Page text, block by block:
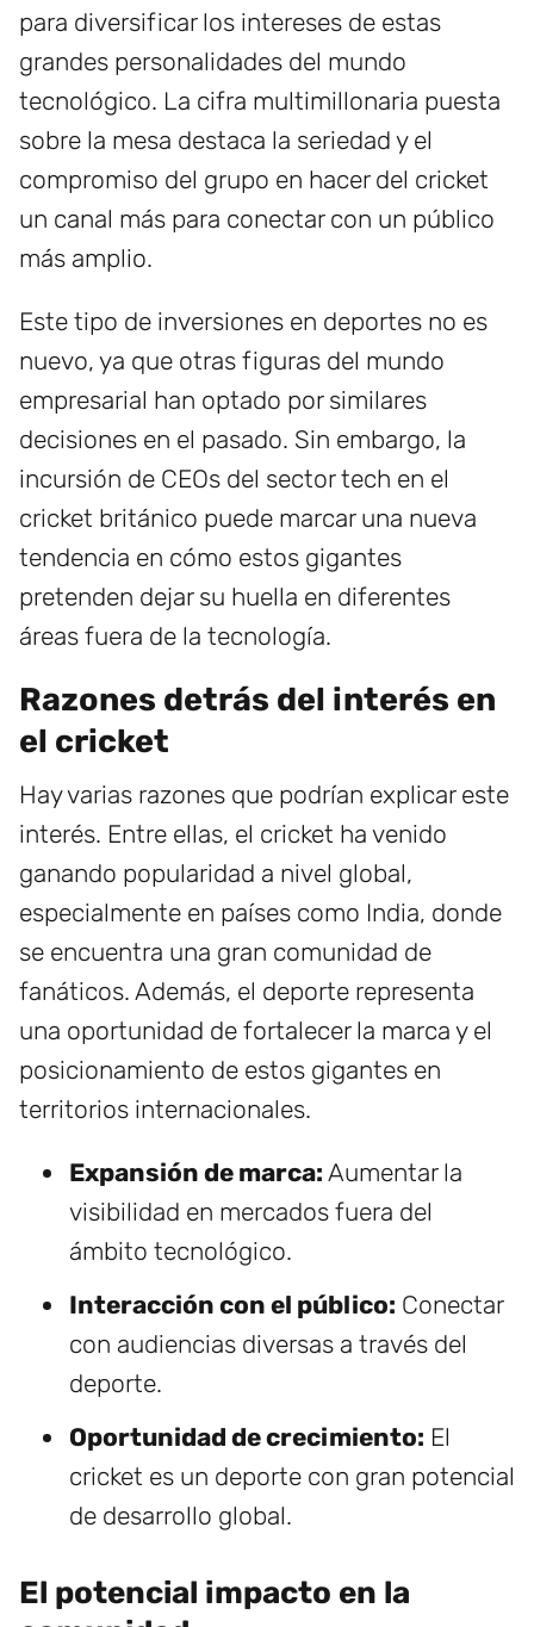
para diversificar los intereses de estas
grandes personalidades del mundo
tecnológico. La cifra multimillonaria puesta
sobre la mesa destaca la seriedad y el
compromiso del grupo en hacer del cricket
un canal más para conectar con un público
más amplio.
Este tipo de inversiones en deportes no es
nuevo, ya que otras figuras del mundo
empresarial han optado por similares
decisiones en el pasado. Sin embargo, la
incursión de CEOs del sector tech en el
cricket británico puede marcar una nueva
tendencia en cómo estos gigantes
pretenden dejar su huella en diferentes
áreas fuera de la tecnología.
Razones detrás del interés en
el cricket
Hay varias razones que podrían explicar este
interés. Entre ellas, el cricket ha venido
ganando popularidad a nivel global,
especialmente en países como India, donde
se encuentra una gran comunidad de
fanáticos. Además, el deporte representa
una oportunidad de fortalecer la marca y el
posicionamiento de estos gigantes en
territorios internacionales.
Expansión de marca: Aumentar la
visibilidad en mercados fuera del
ámbito tecnológico.
Interacción con el público: Conectar
con audiencias diversas a través del
deporte.
Oportunidad de crecimiento: El
cricket es un deporte con gran potencial
de desarrollo global.
El potencial impacto en la